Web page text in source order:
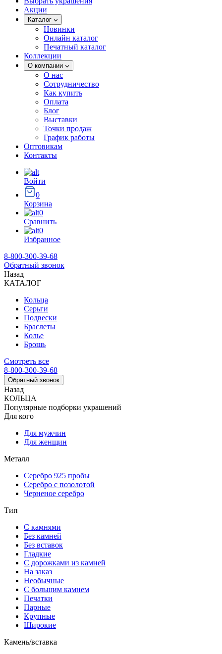
Акции
Каталог
Новинки
Онлайн каталог
Печатный каталог
Коллекции
О компании
О нас
Сотрудничество
Как купить
Оплата
Блог
Выставки
Точки продаж
График работы
Оптовикам
Контакты
Войти
0
Корзина
0
Сравнить
0
Избранное
8-800-300-39-68
Обратный звонок
Назад
КАТАЛОГ
Кольца
Серьги
Подвески
Браслеты
Колье
Брошь
Смотреть все
8-800-300-39-68
Обратный звонок
Назад
КОЛЬЦА
Популярные подборки украшений
Для кого
Для мужчин
Для женщин
Металл
Серебро 925 пробы
Серебро с позолотой
Черненое серебро
Тип
С камнями
Без камней
Без вставок
Гладкие
С дорожками из камней
На заказ
Необычные
С большим камнем
Печатки
Парные
Крупные
Широкие
Камень/вставка